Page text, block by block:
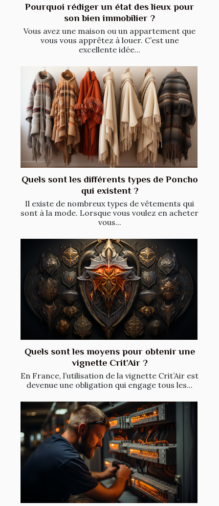
Pourquoi rédiger un état des lieux pour
son bien immobilier ?
Vous avez une maison ou un appartement que
vous vous apprêtez à louer. C’est une
excellente idée...
Quels sont les différents types de Poncho
qui existent ?
Il existe de nombreux types de vêtements qui
sont à la mode. Lorsque vous voulez en acheter
vous...
Quels sont les moyens pour obtenir une
vignette Crit’Air ?
En France, l’utilisation de la vignette Crit’Air est
devenue une obligation qui engage tous les...